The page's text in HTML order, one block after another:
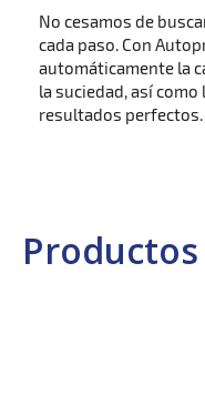
No cesamos de
cada paso. Con
automáticamente la
la suciedad, así
resultados perfectos.